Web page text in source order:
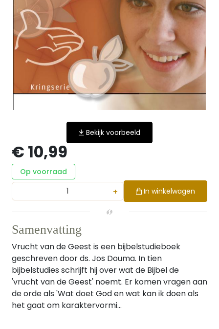
Bekijk voorbeeld
€ 10,99
Op voorraad
+ In winkelwagen
Samenvatting
Vrucht van de Geest is een bijbelstudieboek
geschreven door ds. Jos Douma. In tien
bijbelstudies schrijft hij over wat de Bijbel de
'vrucht van de Geest' noemt. Er komen vragen aan
de orde als 'Wat doet God en wat kan ik doen als
het gaat om karaktervormi...